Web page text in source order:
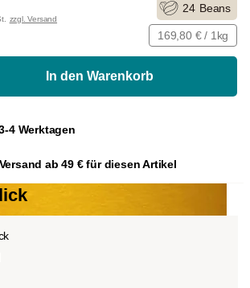
zzgl. Versand
24 Beans
169,80 € / 1kg
In den Warenkorb
4 Werktagen
ab 49 € für diesen Artikel